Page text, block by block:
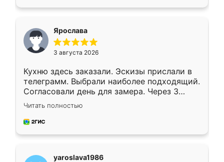
Ярослава
3 августа 2026
Кухню здесь заказали. Эскизы прислали в
телеграмм. Выбрали наиболее подходящий.
Согласовали день для замера. Через 3
недели кухня была уже готова. Остались
довольны работой. Спасибо Ренессанс
мебель за качественную работу!
Читать полностью
yaroslava1986